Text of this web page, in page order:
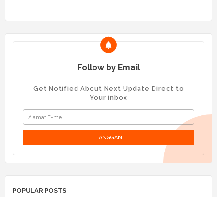
Follow by Email
Get Notified About Next Update Direct to
Your inbox
POPULAR POSTS